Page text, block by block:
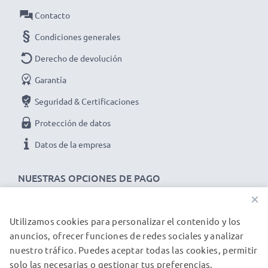
✔ Indicador LED para un control preciso del estado de
carga de las baterías
✔ Voltaje de entrada flexible 12V / 24V para un uso
universal
Especificaciones técnicas cargador mechero coche
GlamPhone:
Conector 1: Mini USB
NUESTRAS OPCIONES DE PAGO
Contacto
Condiciones generales
Derecho de devolución
Garantía
Seguridad & Certificaciones
Protección de datos
Datos de la empresa
NUESTROS PARTNERS DE ENVÍO
×
Utilizamos cookies para personalizar el contenido y los
anuncios, ofrecer funciones de redes sociales y analizar
nuestro tráfico. Puedes aceptar todas las cookies, permitir
solo las necesarias o gestionar tus preferencias.